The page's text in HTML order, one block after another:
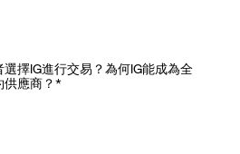
擇IG進行交易？為何IG能成為全
供應商？*